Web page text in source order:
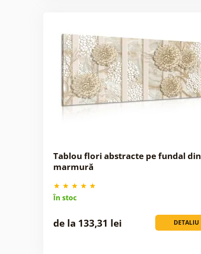
Tablou flori abstracte pe fundal din
marmură
În stoc
DETALIU
de la 133,31 lei